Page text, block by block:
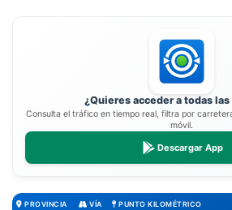
¿Quieres acceder a todas las
Consulta el tráfico en tiempo real, filtra por
móvil.
Descargar App
PROVINCIA VÍA PUNTO KILOMÉTRICO